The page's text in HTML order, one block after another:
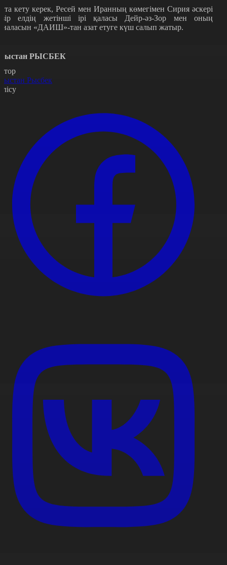
кету керек, Ресей мен Иранның көмегімен Сирия әскері
елдің жетінші ірі қаласы Дейр-әз-Зор мен оның
«ДАИШ»-тан азат етуге күш салып жатыр.
РЫСБЕК
Рысбек